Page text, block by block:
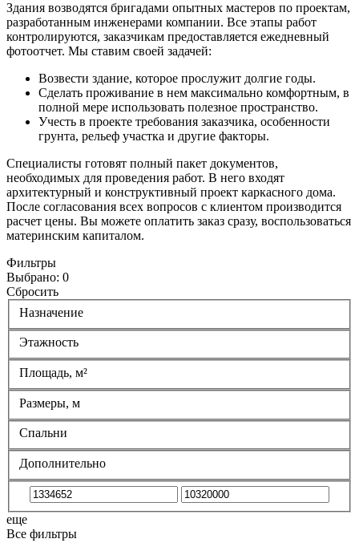
Здания возводятся бригадами опытных мастеров по проектам,
разработанным инженерами компании. Все этапы работ
контролируются, заказчикам предоставляется ежедневный
фотоотчет. Мы ставим своей задачей:
Возвести здание, которое прослужит долгие годы.
Сделать проживание в нем максимально комфортным, в
полной мере использовать полезное пространство.
Учесть в проекте требования заказчика, особенности
грунта, рельеф участка и другие факторы.
Специалисты готовят полный пакет документов,
необходимых для проведения работ. В него входят
архитектурный и конструктивный проект каркасного дома.
После согласования всех вопросов с клиентом производится
расчет цены. Вы можете оплатить заказ сразу, воспользоваться
материнским капиталом.
Фильтры
Выбрано: 0
Сбросить
Назначение
Этажность
Площадь, м²
Размеры, м
Спальни
Дополнительно
еще
Все фильтры